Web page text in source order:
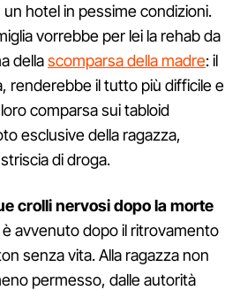
hotel in pessime condizioni.
vorrebbe per lei la rehab da
dellascomparsa della madre: il
renderebbe il tutto più difficile e
comparsa sui tabloid
esclusive della ragazza,
di droga.
crolli nervosi dopo la morte
è avvenuto dopo il ritrovamento
senza vita. Alla ragazza non
permesso, dalle autorità